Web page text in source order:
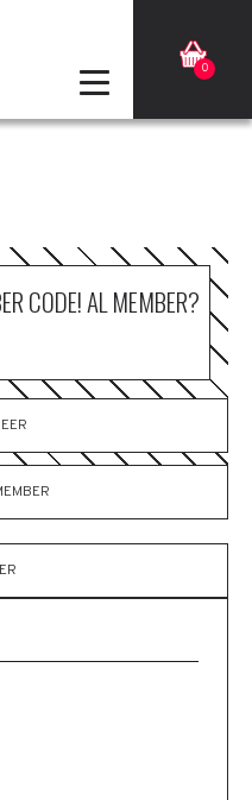
0
CODE! AL MEMBER?